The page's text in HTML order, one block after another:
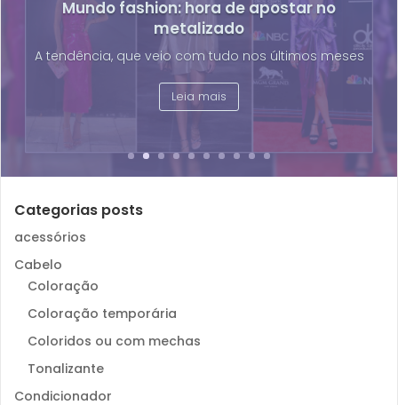
Fim dos testes em animais para
cosméticos
A luta dos grupos de apoio e respeito aos direitos
dos animais
Categorias posts
acessórios
Cabelo
Coloração
Coloração temporária
Coloridos ou com mechas
Tonalizante
Condicionador